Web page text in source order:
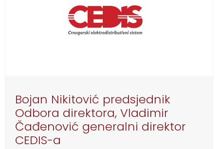
Bojan Nikitović predsjednik
Odbora direktora, Vladimir
Čađenović generalni direktor
CEDIS-a